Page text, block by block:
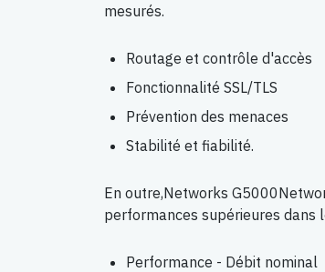
mesurés.
Routage et contrôle d'accès
Fonctionnalité SSL/TLS
Prévention des menaces
Stabilité et fiabilité.
En outre,Networks
performances supérieures dans
Performance - Débit nominal